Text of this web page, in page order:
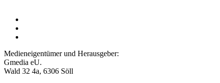
Medieneigentümer und Herausgeber:
Gmedia eU.
Wald 32 4a, 6306 Söll